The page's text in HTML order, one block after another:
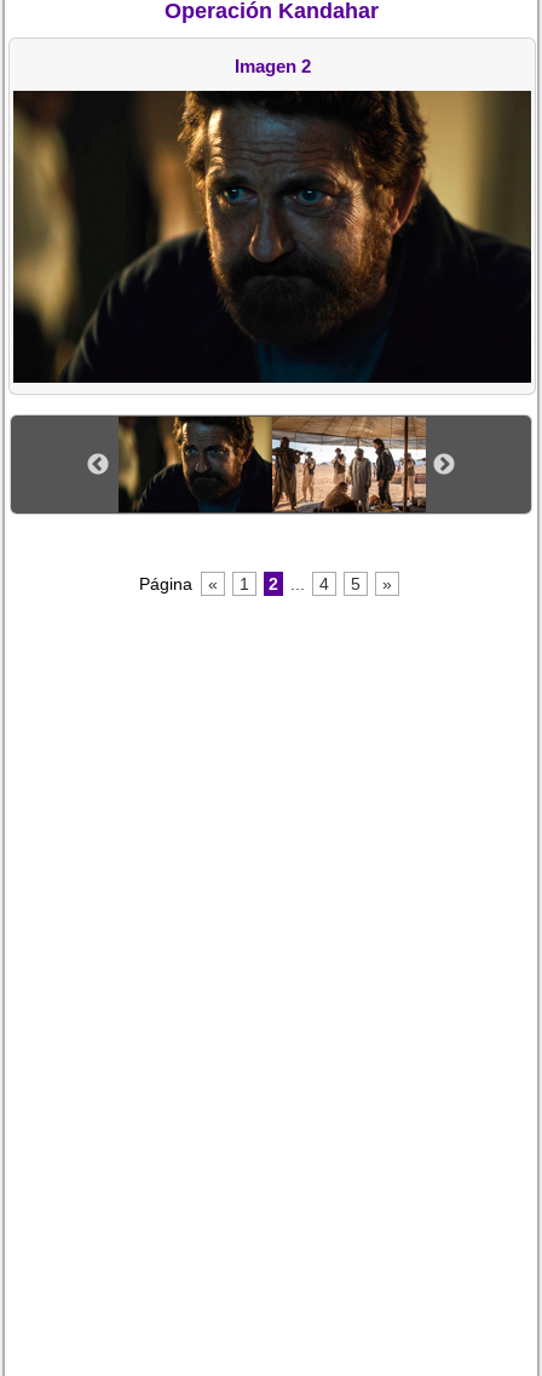
Operación Kandahar
Imagen 2
Página « 1 2 4 5 »